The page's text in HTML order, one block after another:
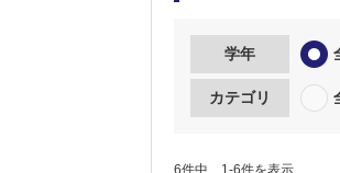
学年
カテゴリ
6件中 1-6件を表示